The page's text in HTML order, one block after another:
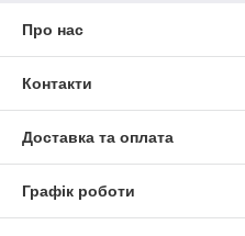
Про нас
Контакти
Доставка та оплата
Графік роботи